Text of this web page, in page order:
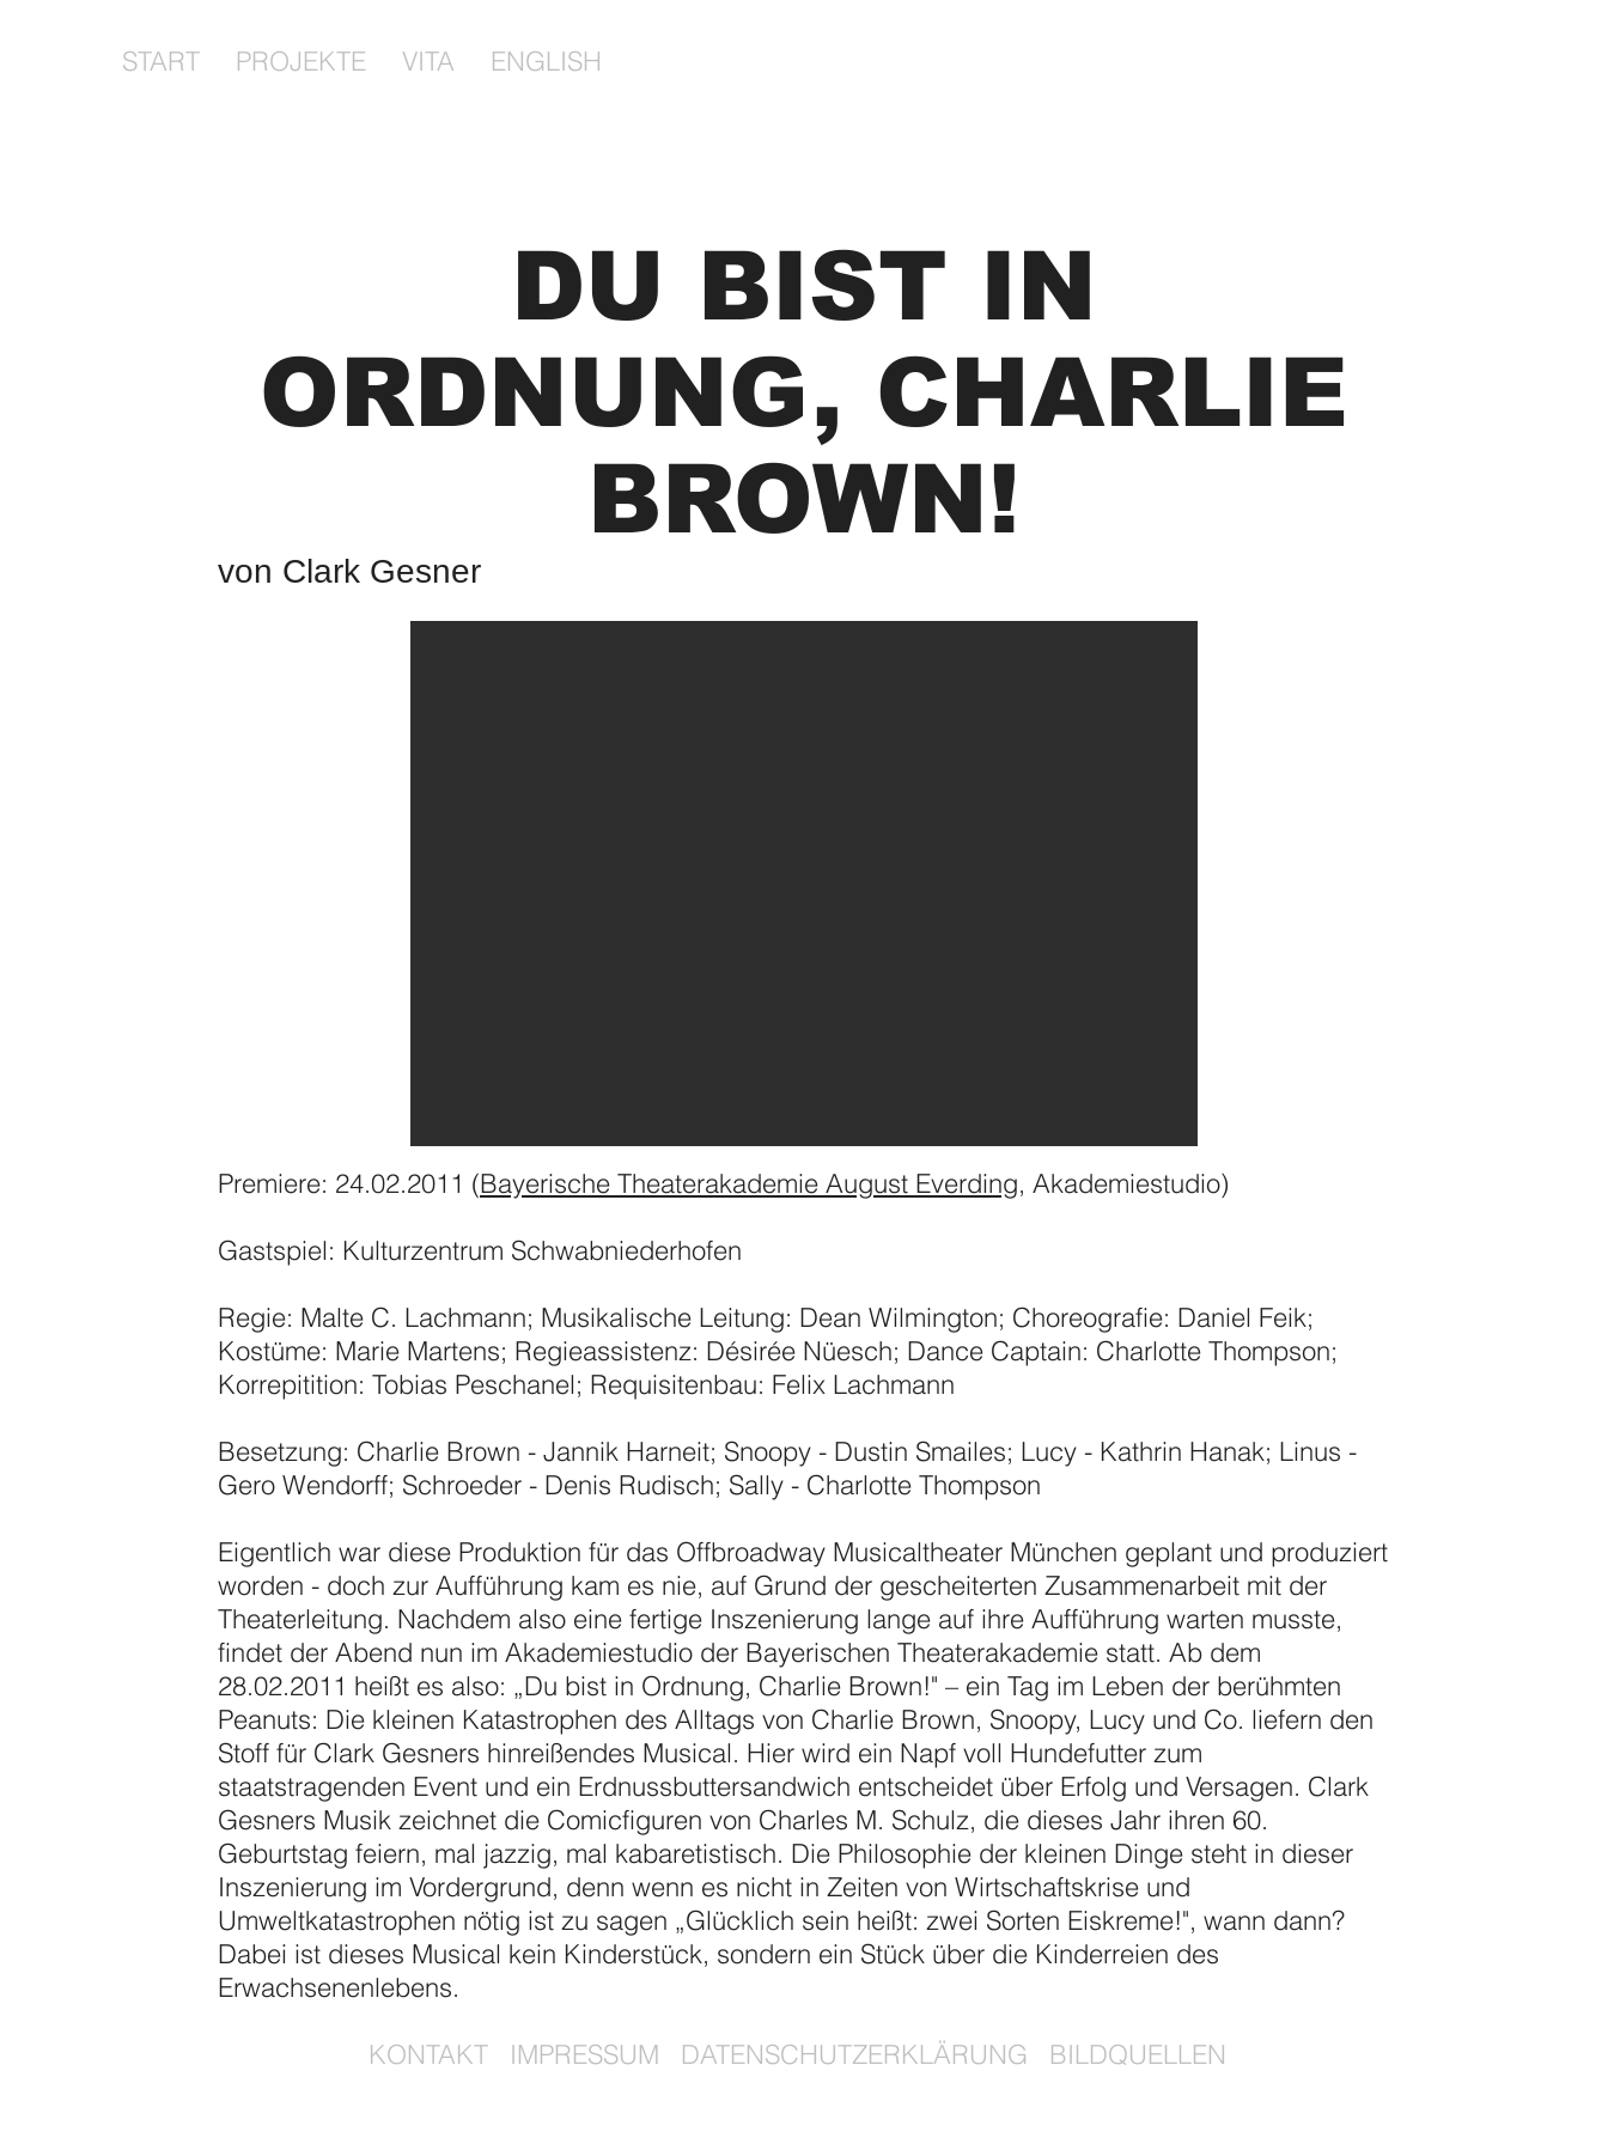
START PROJEKTE VITA ENGLISH
DU BIST IN
ORDNUNG, CHARLIE
BROWN!
von Clark Gesner
Premiere: 24.02.2011 (Bayerische Theaterakademie August Everding, Akademiestudio)
Gastspiel: Kulturzentrum Schwabniederhofen
Regie: Malte C. Lachmann; Musikalische Leitung: Dean Wilmington; Choreografie: Daniel Feik;
Kostüme: Marie Martens; Regieassistenz: Désirée Nüesch; Dance Captain: Charlotte Thompson;
Korrepitition: Tobias Peschanel; Requisitenbau: Felix Lachmann
Besetzung: Charlie Brown - Jannik Harneit; Snoopy - Dustin Smailes; Lucy - Kathrin Hanak; Linus -
Gero Wendorff; Schroeder - Denis Rudisch; Sally - Charlotte Thompson
Eigentlich war diese Produktion für das Offbroadway Musicaltheater München geplant und produziert
worden - doch zur Aufführung kam es nie, auf Grund der gescheiterten Zusammenarbeit mit der
Theaterleitung. Nachdem also eine fertige Inszenierung lange auf ihre Aufführung warten musste,
findet der Abend nun im Akademiestudio der Bayerischen Theaterakademie statt. Ab dem
28.02.2011 heißt es also: „Du bist in Ordnung, Charlie Brown!" – ein Tag im Leben der berühmten
Peanuts: Die kleinen Katastrophen des Alltags von Charlie Brown, Snoopy, Lucy und Co. liefern den
Stoff für Clark Gesners hinreißendes Musical. Hier wird ein Napf voll Hundefutter zum
staatstragenden Event und ein Erdnussbuttersandwich entscheidet über Erfolg und Versagen. Clark
Gesners Musik zeichnet die Comicfiguren von Charles M. Schulz, die dieses Jahr ihren 60.
Geburtstag feiern, mal jazzig, mal kabaretistisch. Die Philosophie der kleinen Dinge steht in dieser
Inszenierung im Vordergrund, denn wenn es nicht in Zeiten von Wirtschaftskrise und
Umweltkatastrophen nötig ist zu sagen „Glücklich sein heißt: zwei Sorten Eiskreme!", wann dann?
Dabei ist dieses Musical kein Kinderstück, sondern ein Stück über die Kinderreien des
Erwachsenenlebens.
KONTAKT
IMPRESSUM DATENSCHUTZERKLÄRUNG BILDQUELLEN